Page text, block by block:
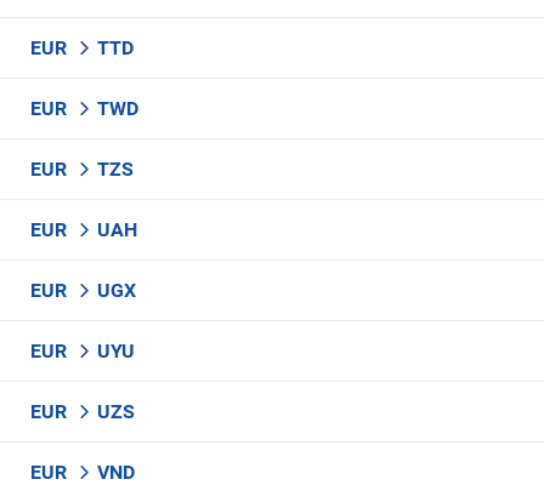
EUR TTD
EUR TWD
EUR TZS
EUR UAH
EUR UGX
EUR UYU
EUR UZS
EUR VND